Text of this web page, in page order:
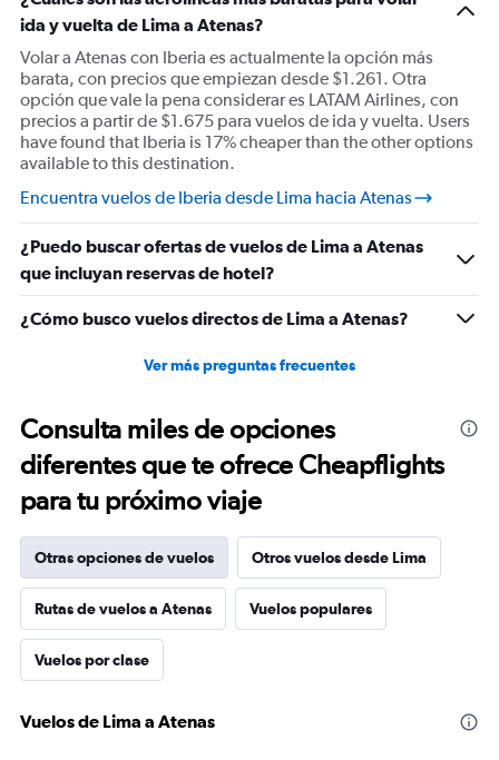
ida y vuelta de Lima a Atenas?
Volar a Atenas con Iberia es actualmente la opción más
barata, con precios que empiezan desde $1.261. Otra
opción que vale la pena considerar es LATAM Airlines, con
precios a partir de $1.675 para vuelos de ida y vuelta. Users
have found that Iberia is 17% cheaper than the other options
available to this destination.
Encuentra vuelos de Iberia desde Lima hacia Atenas
¿Puedo buscar ofertas de vuelos de Lima a Atenas
que incluyan reservas de hotel?
¿Cómo busco vuelos directos de Lima a Atenas?
Ver más preguntas frecuentes
Consulta miles de opciones
diferentes que te ofrece Cheapflights
para tu próximo viaje
Otras opciones de vuelos Otros vuelos desde Lima
Rutas de vuelos a Atenas Vuelos populares
Vuelos por clase
Vuelos de Lima a Atenas